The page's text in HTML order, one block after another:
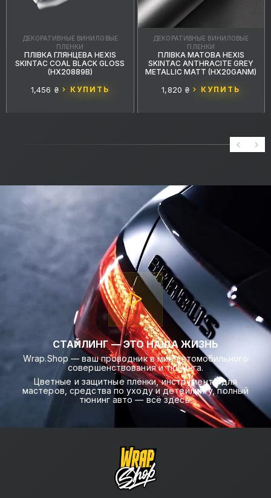
ДЕКОРАТИВНЫЕ ВИНИЛОВЫЕ
ПЛЕНКИ
ПЛІВКА ГЛЯНЦЕВА HEXIS
SKINTAC COAL BLACK GLOSS
(HX20889B)
1,456 ₴ КУПИТЬ
ДЕКОРАТИВНЫЕ ВИНИЛОВЫЕ
ПЛЕНКИ
ПЛІВКА МАТОВА HEXIS
SKINTAC ANTHRACITE GREY
METALLIC MATT (HX20GANM)
1,820 ₴ КУПИТЬ
СТАЙЛИНГ — ЭТО НАША ЖИЗНЬ
Wrap.Shop — ваш проводник в мир автомобильного
совершенствования и тюнинга.
Цветные и защитные плёнки, инструменты для
мастеров, средства по уходу и детейлингу, полный
тюнинг авто — всё здесь.